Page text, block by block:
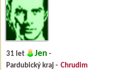
31 let Jen -
Pardubický kraj - Chrudim